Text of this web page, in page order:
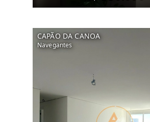
CAPÃO DA CANOA
Navegantes